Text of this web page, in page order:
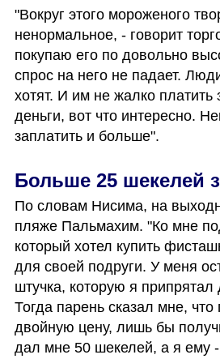
"Вокруг этого мороженого
ненормальное, - говорит
покупаю его по довольно
спрос на него не падает.
хотят. И им не жалко платить
деньги, вот что интересно.
заплатить и больше".
Больше 25 шекелей
По словам Нисима, на
пляже Пальмахим. "Ко мне
который хотел купить
для своей подруги. У меня
штучка, которую я припрятал
Тогда парень сказал мне, что
двойную цену, лишь бы
дал мне 50 шекелей, а я ему